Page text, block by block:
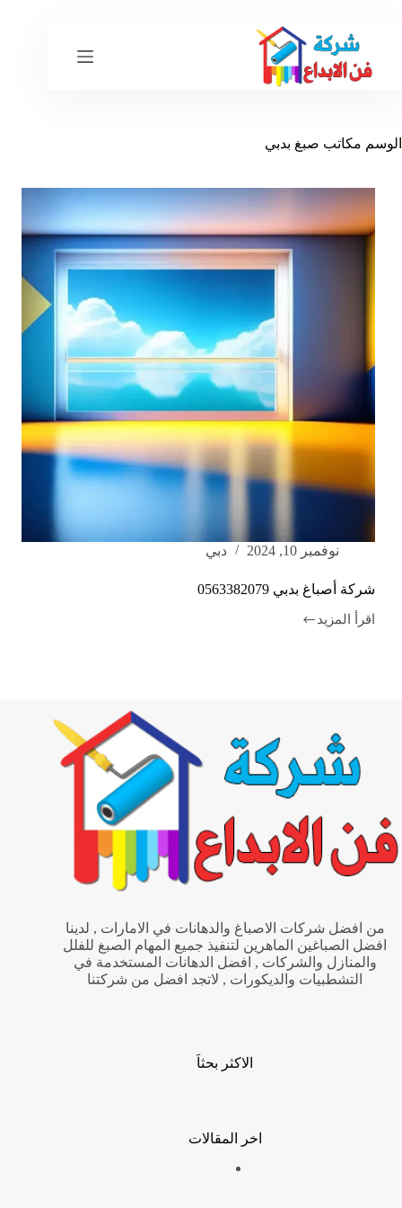
المحتوى
الوسم مكاتب صبغ بدبي
نوفمبر 10, 2024 دبي
شركة أصباغ بدبي 0563382079
اقرأ المزيد
شركة
من افضل شركات الاصباغ والدهانات في الامارات , لدينا
افضل الصباغين الماهرين لتنفيذ جميع المهام الصبغ للفلل
والمنازل والشركات , افضل الدهانات المستخدمة في
التشطبيات والديكورات , لاتجد افضل من شركتنا
الاكثر بحثاَ
اخر المقالات